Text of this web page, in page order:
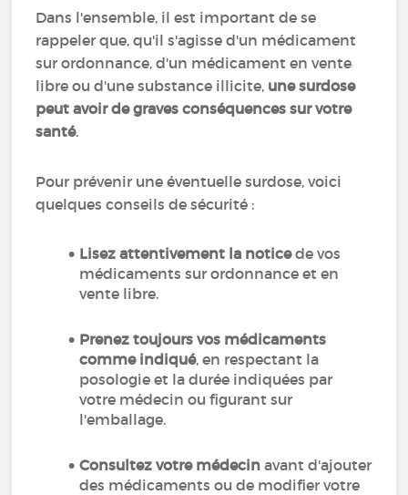
Dans l'ensemble, il est important de se
rappeler que, qu'il s'agisse d'un médicament
sur ordonnance, d'un médicament en vente
libre ou d'une substance illicite, une surdose
peut avoir de graves conséquences sur votre
santé.
Pour prévenir une éventuelle surdose, voici
quelques conseils de sécurité :
Lisez attentivement la noticede vos
médicaments sur ordonnance et en
vente libre.
Prenez toujours vos médicaments
comme indiqué, en respectant la
posologie et la durée indiquées par
votre médecin ou figurant sur
l'emballage.
Consultez votre médecin avant d'ajouter
des médicaments ou de modifier votre